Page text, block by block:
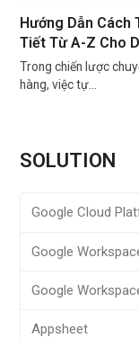
Hướng Dẫn
Tiết Từ A-Z Cho
Trong chiến lược
hàng, việc tự…
SOLUTION
Google Cloud
Google
Google
Appsheet